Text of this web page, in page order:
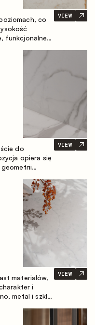
co
funkcjonalne
VIEW
do
opiera się
geometrii
z wyspą
oraz tworzy
VIEW
materiałów,
i
metal i szkło
VIEW